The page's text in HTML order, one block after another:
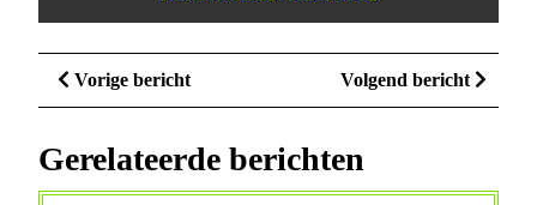
Berichtnavigatie
Vorige berichtVorige
bericht
Volgend bericht
bericht
Gerelateerde berichten